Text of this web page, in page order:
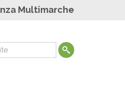
Multimarche